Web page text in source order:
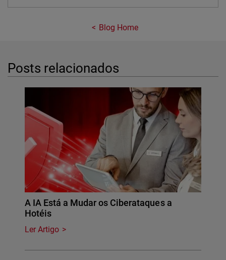
Blog Home
Posts relacionados
A IA Está a Mudar os Ciberataques a
Hotéis
Ler Artigo